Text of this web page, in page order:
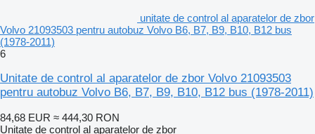
unitate de control al aparatelor de zbor
Volvo 21093503 pentru autobuz Volvo B6, B7, B9, B10, B12 bus
(1978-2011)
6
Unitate de control al aparatelor de zbor Volvo 21093503
pentru autobuz Volvo B6, B7, B9, B10, B12 bus (1978-2011)
84,68 EUR ≈ 444,30 RON
Unitate de control al aparatelor de zbor